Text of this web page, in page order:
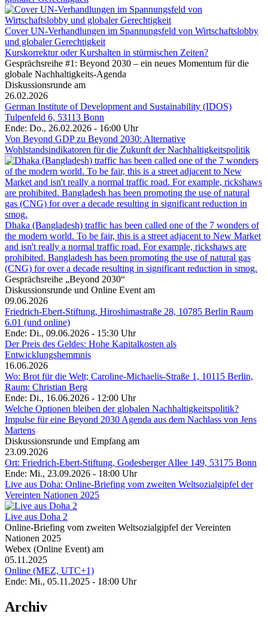
Cover UN-Verhandlungen im Spannungsfeld von Wirtschaftslobby
und globaler Gerechtigkeit
Kurskorrektur oder Kurshalten in stürmischen Zeiten?
Gesprächsreihe #1: Beyond 2030 – ein neues Momentum für die
globale Nachhaltigkeits-Agenda
Diskussionsrunde am
26.02.2026
German Institute of Development and Sustainability (IDOS)
Tulpenfeld 6, 53113 Bonn
Ende: Do., 26.02.2026 - 16:00 Uhr
Von Beyond GDP zu Beyond 2030: Alternative
Wohlstandsindikatoren für die Zukunft der Nachhaltigkeitspolitik
Dhaka (Bangladesh) traffic has been called one of the 7 wonders of
the modern world. To be fair, this is a street adjacent to New Market
and isn't really a normal traffic road. For example, rickshaws are
prohibited. Bangladesh has been promoting the use of natural gas
(CNG) for over a decade resulting in significant reduction in smog.
Gesprächsreihe „Beyond 2030“
Diskussionsrunde und Online Event am
09.06.2026
Friedrich-Ebert-Stiftung, Hiroshimastraße 28, 10785 Berlin Raum
6.01 (und online)
Ende: Di., 09.06.2026 - 15:30 Uhr
Der Preis des Geldes: Hohe Kapitalkosten als
Entwicklungshemmnis
16.06.2026
Wo: Brot für die Welt; Caroline-Michaelis-Straße 1, 10115 Berlin,
Raum: Christian Berg
Ende: Di., 16.06.2026 - 12:00 Uhr
Welche Optionen bleiben der globalen Nachhaltigkeitspolitik?
Impulse für eine Beyond 2030 Agenda aus dem Nachlass von Jens
Martens
Diskussionsrunde und Empfang am
23.09.2026
Ort: Friedrich-Ebert-Stiftung, Godesberger Allee 149, 53175 Bonn
Ende: Mi., 23.09.2026 - 18:00 Uhr
Live aus Doha: Online-Briefing vom zweiten Weltsozialgipfel der
Vereinten Nationen 2025
Live aus Doha 2
Online-Briefing vom zweiten Weltsozialgipfel der Vereinten
Nationen 2025
Webex (Online Event) am
05.11.2025
Online (MEZ, UTC+1)
Ende: Mi., 05.11.2025 - 18:00 Uhr
Archiv